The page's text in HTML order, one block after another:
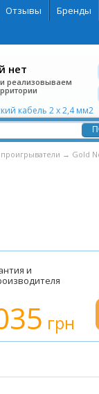
Отзывы Бренды
нет
реализовываем
кабель 2 х 2,4 мм2
→ Gold
и
грн